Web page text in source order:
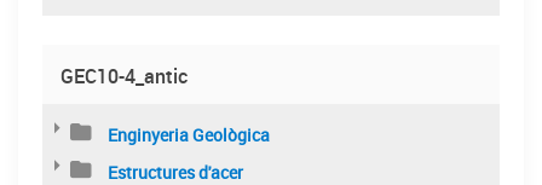
GEC10-4_antic
Enginyeria Geològica
Estructures d'acer